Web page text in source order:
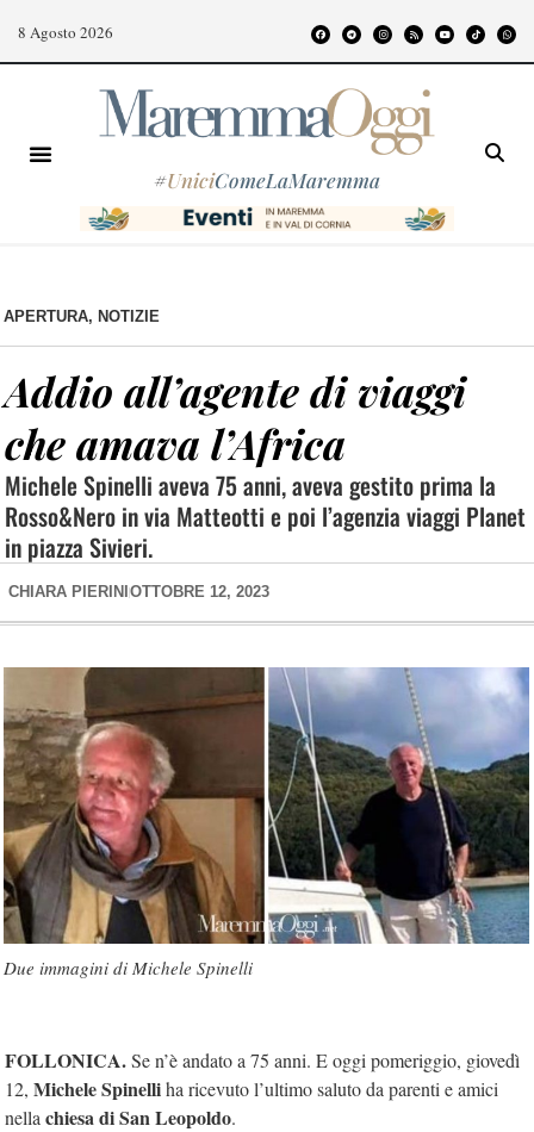
8 Agosto 2026
#UniciComeLaMaremma
APERTURA, NOTIZIE
Addio all’agente di viaggi
che amava l’Africa
Michele Spinelli aveva 75 anni, aveva gestito prima la
Rosso&Nero in via Matteotti e poi l’agenzia viaggi Planet
in piazza Sivieri.
CHIARA PIERINI OTTOBRE 12, 2023
Due immagini di Michele Spinelli
FOLLONICA.Se n’è andato a 75 anni. E oggi pomeriggio, giovedì
12, Michele Spinelliha ricevuto l’ultimo saluto da parenti e amici
nella chiesa di San Leopoldo.